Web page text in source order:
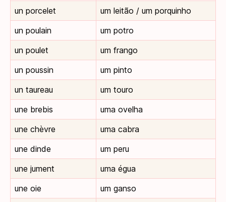
un porcelet
um leitão / um porquinho
un poulain
um potro
un poulet
um frango
un poussin
um pinto
un taureau
um touro
une brebis
uma ovelha
une chèvre
uma cabra
une dinde
um peru
une jument
uma égua
une oie
um ganso